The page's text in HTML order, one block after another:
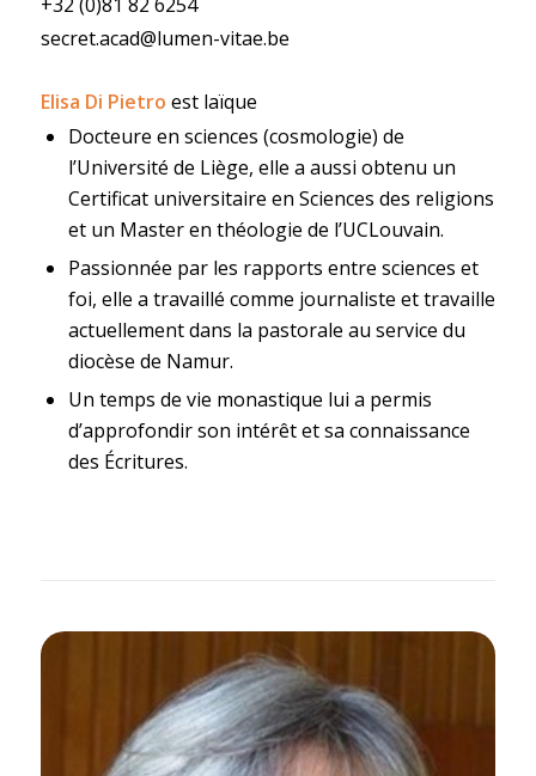
secret.acad@lumen-vitae.be
Elisa Di Pietro est laïque
Docteure en sciences (cosmologie) de
l’Université de Liège, elle a aussi obtenu un
Certificat universitaire en Sciences des religions
et un Master en théologie de l’UCLouvain.
Passionnée par les rapports entre sciences et
foi, elle a travaillé comme journaliste et travaille
actuellement dans la pastorale au service du
diocèse de Namur.
Un temps de vie monastique lui a permis
d’approfondir son intérêt et sa connaissance
des Écritures.